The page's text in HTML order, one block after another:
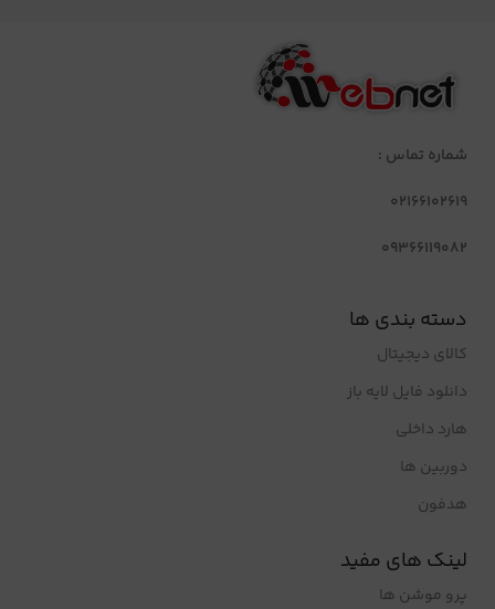
شماره تماس :
02166102619
09366119082
دسته بندی ها
کالای دیجیتال
دانلود فایل لایه باز
هارد داخلی
دوربین ها
هدفون
لینک های مفید
پرو موشن ها